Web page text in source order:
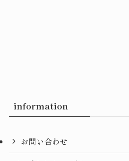
information
お問い合わせ